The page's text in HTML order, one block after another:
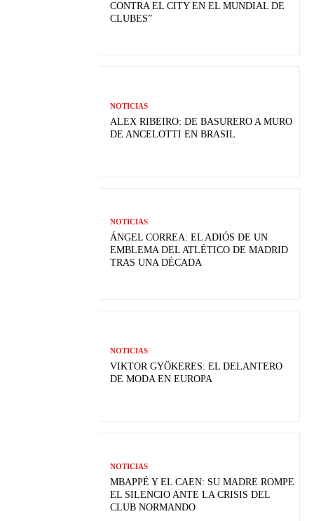
CONTRA EL CITY EN EL MUNDIAL DE
CLUBES”
NOTICIAS
ALEX RIBEIRO: DE BASURERO A MURO
DE ANCELOTTI EN BRASIL
NOTICIAS
ÁNGEL CORREA: EL ADIÓS DE UN
EMBLEMA DEL ATLÉTICO DE MADRID
TRAS UNA DÉCADA
NOTICIAS
VIKTOR GYÖKERES: EL DELANTERO
DE MODA EN EUROPA
NOTICIAS
MBAPPÉ Y EL CAEN: SU MADRE ROMPE
EL SILENCIO ANTE LA CRISIS DEL
CLUB NORMANDO